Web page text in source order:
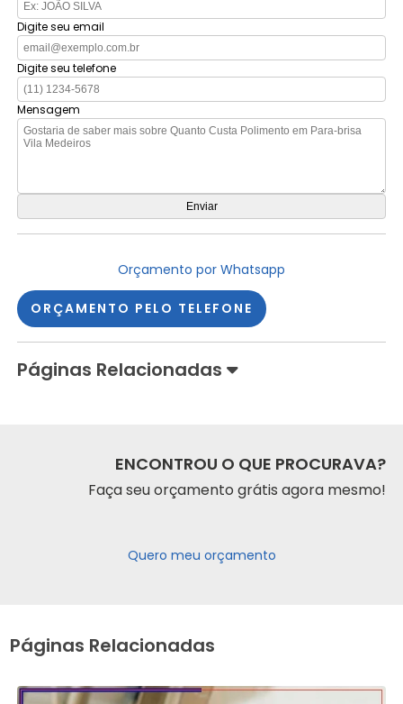
Digite seu email
Digite seu telefone
Mensagem
Orçamento por Whatsapp
ORÇAMENTO PELO TELEFONE
Páginas Relacionadas
ENCONTROU O QUE PROCURAVA?
Faça seu orçamento grátis agora mesmo!
Quero meu orçamento
Páginas Relacionadas